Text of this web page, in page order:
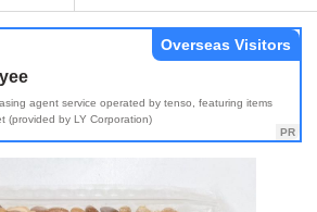
agent service operated by tenso, featuring items
(provided by LY Corporation)
Overseas Visitors